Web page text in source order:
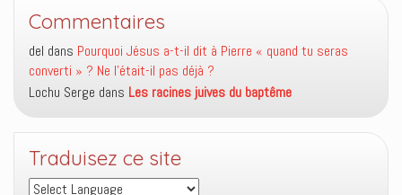
Commentaires
del dans Pourquoi Jésus a-t-il dit à Pierre « quand tu seras
converti » ? Ne l’était-il pas déjà ?
Lochu Serge dans Les racines juives du baptême
Traduisez ce site